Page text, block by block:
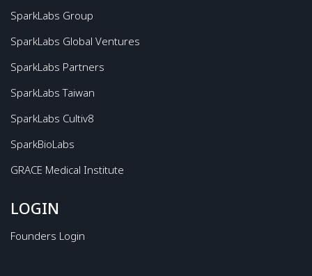
SparkLabs Group
SparkLabs Global Ventures
SparkLabs Partners
SparkLabs Taiwan
SparkLabs Cultiv8
SparkBioLabs
GRACE Medical Institute
LOGIN
Founders Login